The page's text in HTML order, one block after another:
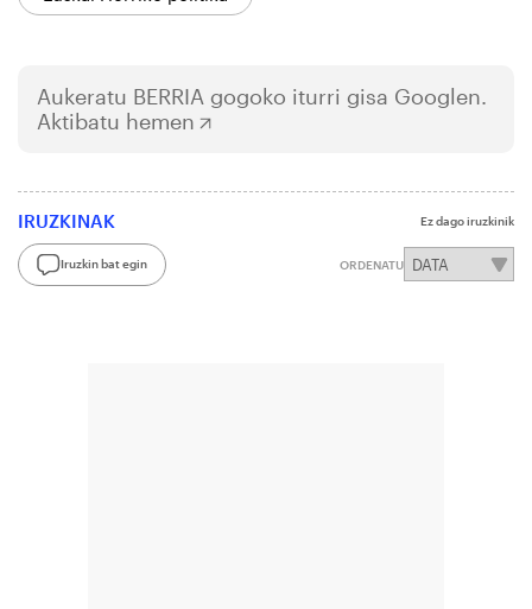
Aukeratu BERRIA gogoko iturri gisa Googlen.
Aktibatu hemen
IRUZKINAK Ez dago iruzkinik
Iruzkin bat egin ORDENATU